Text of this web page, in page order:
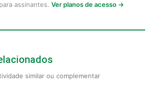
assinantes. Ver planos de acesso →
similar ou complementar